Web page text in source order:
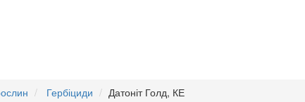
Гербіциди Датоніт Голд, КЕ